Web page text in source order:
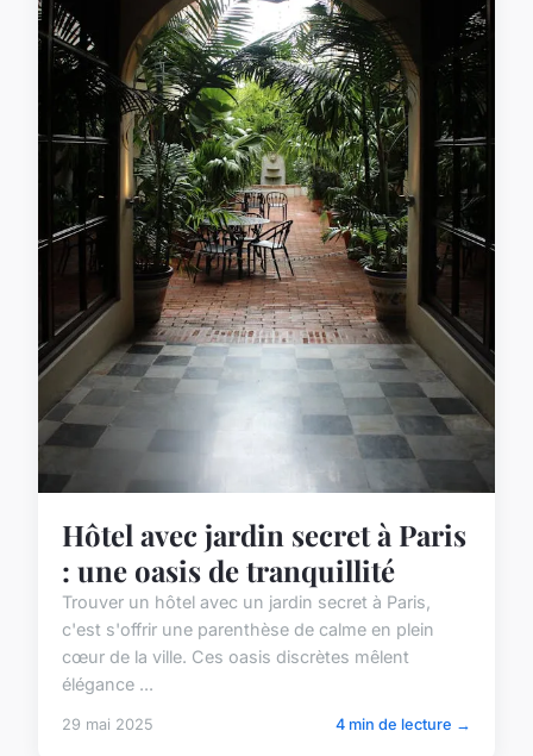
Hôtel avec jardin secret à Paris
: une oasis de tranquillité
Trouver un hôtel avec un jardin secret à Paris,
c'est s'offrir une parenthèse de calme en plein
cœur de la ville. Ces oasis discrètes mêlent
élégance ...
29 mai 2025 4 min de lecture →